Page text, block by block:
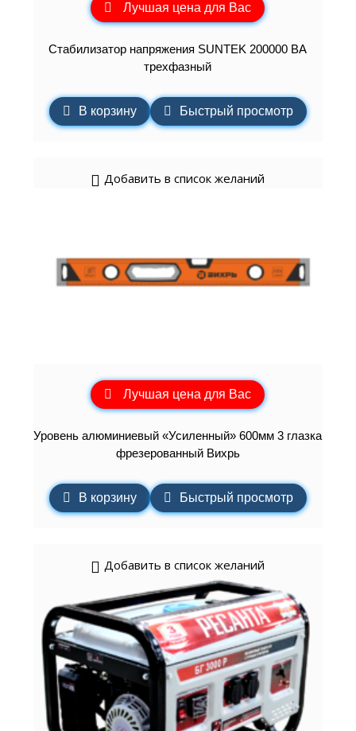
Лучшая цена для Вас
Стабилизатор напряжения SUNTEK 200000 ВА
трехфазный
В корзину Быстрый просмотр
Добавить в список желаний
Лучшая цена для Вас
Уровень алюминиевый «Усиленный» 600мм 3 глазка
фрезерованный Вихрь
В корзину Быстрый просмотр
Добавить в список желаний